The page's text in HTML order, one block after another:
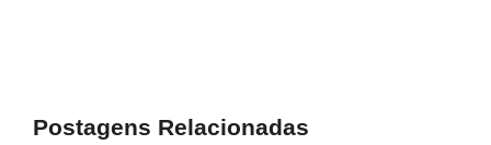
Postagens Relacionadas